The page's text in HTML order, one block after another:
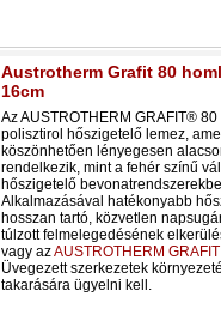
Austrotherm Grafit 80
16cm
Az AUSTROTHERM GRAFIT®
polisztirol hőszigetelő lemez,
köszönhetően lényegesen
rendelkezik, mint a fehér színű
hőszigetelő
Alkalmazásával hatékonyabb
hosszan tartó, közvetlen
túlzott felmelegedésének
vagy azAUSTROTHERM
Üvegezett szerkezetek
takarására ügyelni kell.